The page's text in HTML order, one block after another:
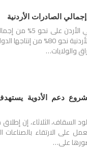
يستحوذ قطاع صناعة
والولايات…
مشروع دعم الأدوية
خلود السقاف، الثلاثاء، إن
على الارتقاء بالصناعات
على…